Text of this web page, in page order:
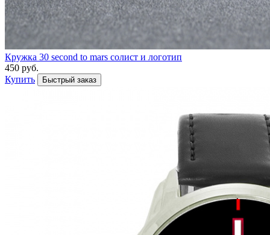
Кружка 30 second to mars солист и логотип
450 руб.
Купить
Быстрый заказ